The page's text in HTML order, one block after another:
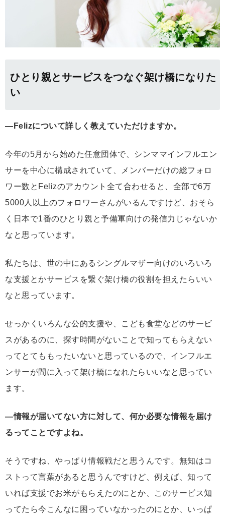
ひとり親とサービスをつなぐ架け橋になりた
い
―Felizについて詳しく教えていただけますか。
今年の5月から始めた任意団体で、シンママインフルエン
サーを中心に構成されていて、メンバーだけの総フォロ
ワー数とFelizのアカウント全て合わせると、全部で6万
5000人以上のフォロワーさんがいるんですけど、おそら
く日本で1番のひとり親と予備軍向けの発信力じゃないか
なと思っています。
私たちは、世の中にあるシングルマザー向けのいろいろ
な支援とかサービスを繋ぐ架け橋の役割を担えたらいい
なと思っています。
せっかくいろんな公的支援や、こども食堂などのサービ
スがあるのに、探す時間がないことで知ってもらえない
ってとてももったいないと思っているので、インフルエ
ンサーが間に入って架け橋になれたらいいなと思ってい
ます。
―情報が届いてない方に対して、何か必要な情報を届け
るってことですよね。
そうですね、やっぱり情報戦だと思うんです。無知はコ
ストって言葉があると思うんですけど、例えば、知って
いれば支援でお米がもらえたのにとか、このサービス知
ってたら今こんなに困っていなかったのにとか、いっぱ